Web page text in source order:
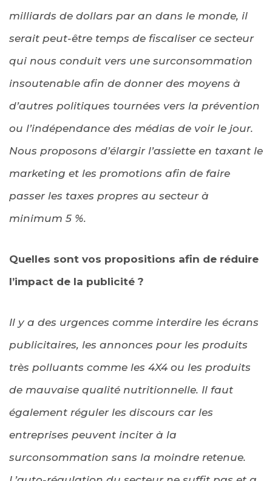
milliards de dollars par an dans le monde, il
serait peut-être temps de fiscaliser ce secteur
qui nous conduit vers une surconsommation
insoutenable afin de donner des moyens à
d’autres politiques tournées vers la prévention
ou l’indépendance des médias de voir le jour.
Nous proposons d’élargir l’assiette en taxant le
marketing et les promotions afin de faire
passer les taxes propres au secteur à
minimum 5 %.
Quelles sont vos propositions afin de réduire
l’impact de la publicité ?
Il y a des urgences comme interdire les écrans
publicitaires, les annonces pour les produits
très polluants comme les 4X4 ou les produits
de mauvaise qualité nutritionnelle. Il faut
également réguler les discours car les
entreprises peuvent inciter à la
surconsommation sans la moindre retenue.